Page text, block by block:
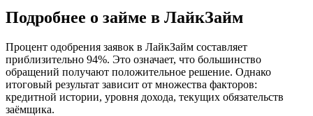
Подробнее о займе в ЛайкЗайм
Процент одобрения заявок в ЛайкЗайм составляет
приблизительно 94%. Это означает, что большинство
обращений получают положительное решение. Однако
итоговый результат зависит от множества факторов:
кредитной истории, уровня дохода, текущих обязательств
заёмщика.